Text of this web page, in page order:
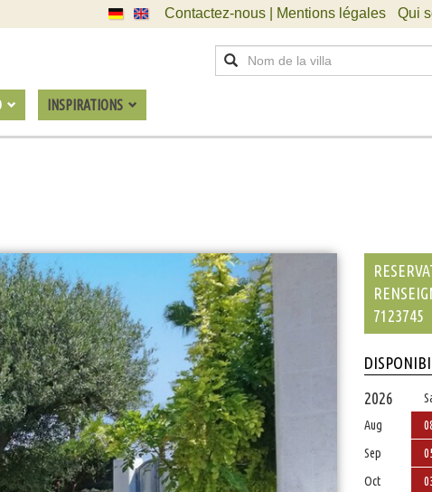
Contactez-nous | Mentions légales Qui
INSPIRATIONS
7123745
2026
Aug
Sep
Oct